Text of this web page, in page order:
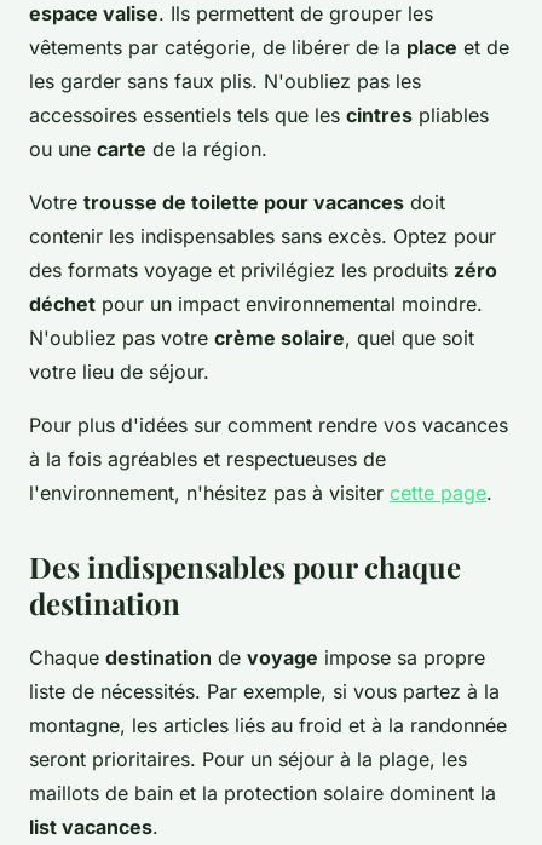
espace valise. Ils permettent de grouper les
vêtements par catégorie, de libérer de la place et de
les garder sans faux plis. N'oubliez pas les
accessoires essentiels tels que les cintres pliables
ou une carte de la région.
Votre trousse de toilette pour vacances doit
contenir les indispensables sans excès. Optez pour
des formats voyage et privilégiez les produits zéro
déchet pour un impact environnemental moindre.
N'oubliez pas votre crème solaire, quel que soit
votre lieu de séjour.
Pour plus d'idées sur comment rendre vos vacances
à la fois agréables et respectueuses de
l'environnement, n'hésitez pas à visiter cette page.
Des indispensables pour chaque
destination
Chaque destination de voyage impose sa propre
liste de nécessités. Par exemple, si vous partez à la
montagne, les articles liés au froid et à la randonnée
seront prioritaires. Pour un séjour à la plage, les
maillots de bain et la protection solaire dominent la
list vacances.